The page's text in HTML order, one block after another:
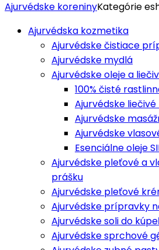
Ajurvédske koreninyKategórie
Ajurvédska kozmetika
Ajurvédske čistiace
Ajurvédske mydlá
Ajurvédske oleje a
100% čisté
Ajurvédske
Ajurvédske
Ajurvédske
Esenciálne oleje
Ajurvédske pleťové a
prášku
Ajurvédske pleťové
Ajurvédske prípravky
Ajurvédske soli do
Ajurvédske sprchové